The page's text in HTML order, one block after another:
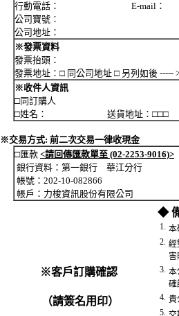
行動電話： E-mail：
公司寶號：
公司地址：
※發票資料
發票抬頭：
發票地址：□ 同公司地址 □ 另列如後 -----
※收件人資訊
□同訂購人
□姓名： 送貨地址：□□□
※交易方式: 前二次交易一律收現金
□匯款 <請回傳匯款單至 (02-2253-9016)>
銀行資料：第一銀行 華江分行
帳號：202-10-082866
帳戶：力梭資訊股份有限公司
※客戶訂購確認
（請簽名用印）
◆
1. 本
2. 經
害
3. 本
確
4. 貴
5.